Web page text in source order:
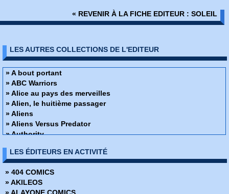
« REVENIR À LA FICHE EDITEUR : SOLEIL
LES AUTRES COLLECTIONS DE L'EDITEUR
» A bout portant
» ABC Warriors
» Alice au pays des merveilles
» Alien, le huitième passager
» Aliens
» Aliens Versus Predator
» Authority
» Batman - Aliens
» Batman - La tragédie du démon
» Batman Versus Predator
Battle chasers
LES ÉDITEURS EN ACTIVITÉ
» 404 COMICS
» AKILEOS
» ALAYONE COMICS